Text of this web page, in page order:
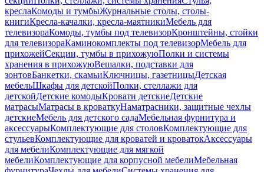
креслаКомоды и тумбыЖурнальные столы, столы-
книгиКресла-качалки, кресла-маятникиМебель для
телевизораКомоды, тумбы под телевизорКронштейны, стойки
для телевизораКаминокомплекты под телевизорМебель для
прихожейСекции, тумбы в прихожуюПолки и системы
хранения в прихожуюВешалки, подставки для
зонтовБанкетки, скамьиКлючницы, газетницыДетская
мебельШкафы для детскойПолки, стеллажи для
детскойДетские комодыКровати детскиеДетские
матрасыМатрасы в кроваткуНаматрасники, защитные чехлы
детскиеМебель для детского садаМебельная фурнитура и
аксессуарыКомплектующие для столовКомплектующие для
стульевКомплектующие для кроватей и кроватокАксессуары
для мебелиКомплектующие для мягкой
мебелиКомплектующие для корпусной мебелиМебельная